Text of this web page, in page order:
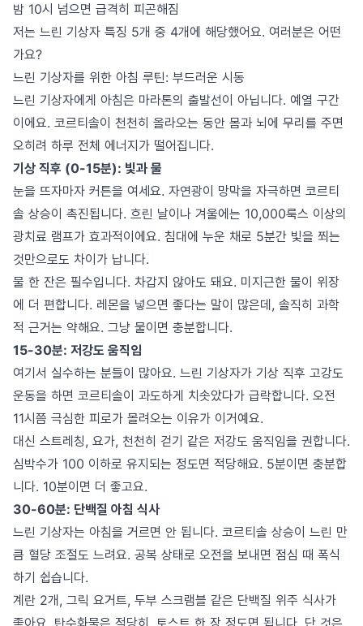
밤 10시 넘으면 급격히 피곤해짐
저는 느린 기상자 특징 5개 중 4개에 해당했어요. 여러분은 어떤
가요?
느린 기상자를 위한 아침 루틴: 부드러운 시동
느린 기상자에게 아침은 마라톤의 출발선이 아닙니다. 예열 구간
이에요. 코르티솔이 천천히 올라오는 동안 몸과 뇌에 무리를 주면
오히려 하루 전체 에너지가 떨어집니다.
기상 직후 (0-15분): 빛과 물
눈을 뜨자마자 커튼을 여세요. 자연광이 망막을 자극하면 코르티
솔 상승이 촉진됩니다. 흐린 날이나 겨울에는 10,000룩스 이상의
광치료 램프가 효과적이에요. 침대에 누운 채로 5분간 빛을 쬐는
것만으로도 차이가 납니다.
물 한 잔은 필수입니다. 차갑지 않아도 돼요. 미지근한 물이 위장
에 더 편합니다. 레몬을 넣으면 좋다는 말이 많은데, 솔직히 과학
적 근거는 약해요. 그냥 물이면 충분합니다.
15-30분: 저강도 움직임
여기서 실수하는 분들이 많아요. 느린 기상자가 기상 직후 고강도
운동을 하면 코르티솔이 과도하게 치솟았다가 급락합니다. 오전
11시쯤 극심한 피로가 몰려오는 이유가 이거예요.
대신 스트레칭, 요가, 천천히 걷기 같은 저강도 움직임을 권합니다.
심박수가 100 이하로 유지되는 정도면 적당해요. 5분이면 충분합
니다. 10분이면 더 좋고요.
30-60분: 단백질 아침 식사
느린 기상자는 아침을 거르면 안 됩니다. 코르티솔 상승이 느린 만
큼 혈당 조절도 느려요. 공복 상태로 오전을 보내면 점심 때 폭식
하기 쉽습니다.
계란 2개, 그릭 요거트, 두부 스크램블 같은 단백질 위주 식사가
좋아요. 탄수화물은 적당히. 토스트 한 장 정도면 됩니다. 단 것은